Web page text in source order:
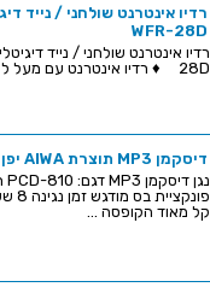
WFR-28D
28D ♦ רדיו אינטרנט עם מעל ל 15,000...
דיסקמן MP3 תוצרת AIWA יפן
קל מאוד הקופסה ...